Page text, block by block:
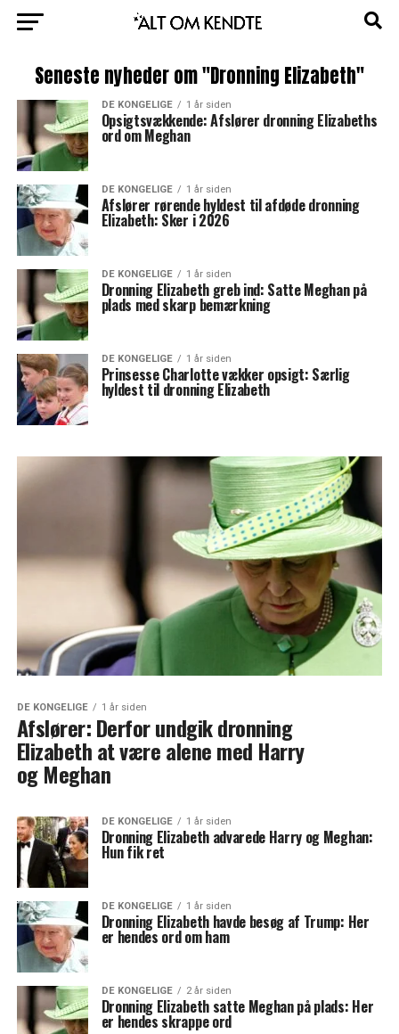
Seneste nyheder om "Dronning Elizabeth"
DE KONGELIGE 1 år siden
Opsigtsvækkende: Afslører dronning Elizabeths
ord om Meghan
DE KONGELIGE 1 år siden
Afslører rørende hyldest til afdøde dronning
Elizabeth: Sker i 2026
DE KONGELIGE 1 år siden
Dronning Elizabeth greb ind: Satte Meghan på
plads med skarp bemærkning
DE KONGELIGE 1 år siden
Prinsesse Charlotte vækker opsigt: Særlig
hyldest til dronning Elizabeth
DE KONGELIGE 1 år siden
Afslører: Derfor undgik dronning
Elizabeth at være alene med Harry
og Meghan
DE KONGELIGE 1 år siden
Dronning Elizabeth advarede Harry og Meghan:
Hun fik ret
DE KONGELIGE 1 år siden
Dronning Elizabeth havde besøg af Trump: Her
er hendes ord om ham
DE KONGELIGE 2 år siden
Dronning Elizabeth satte Meghan på plads: Her
er hendes skrappe ord